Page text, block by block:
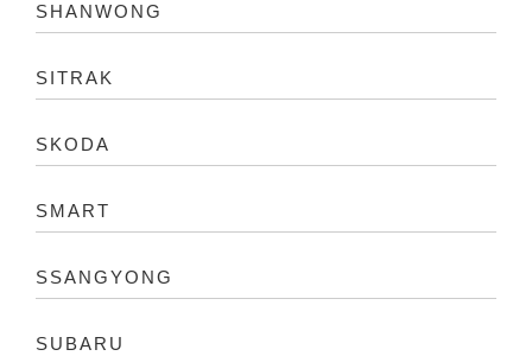
SHANWONG
SITRAK
SKODA
SMART
SSANGYONG
SUBARU